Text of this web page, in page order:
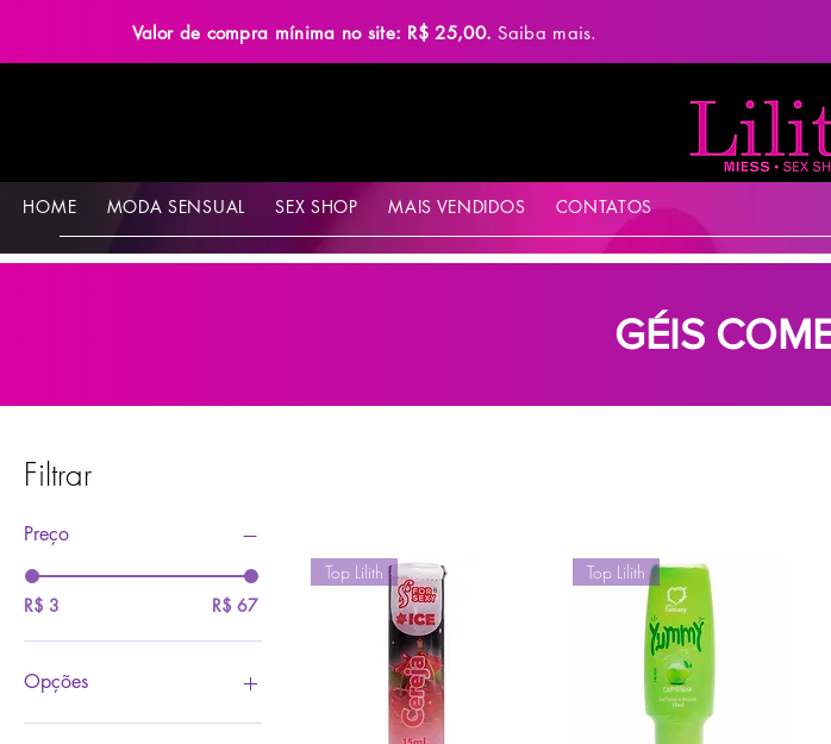
Valor de compra mínima no site: R$ 25,00.Saiba mais.
HOME MODA SENSUAL SEX SHOP MAIS VENDIDOS CONTATOS
GÉIS
Filtrar
Preço
R$ 3 R$ 67
Opções
ABACAXÍ
Top Lilith Top Lilith